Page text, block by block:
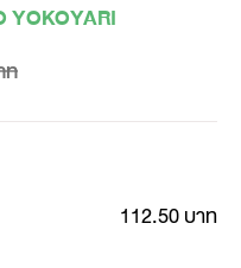
YOKOYARI
ท
112.50 บาท